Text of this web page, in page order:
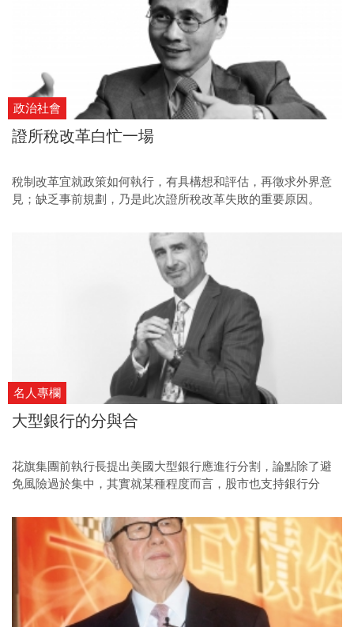
政治社會
證所稅改革白忙一場
稅制改革宜就政策如何執行，有具構想和評估，再徵求外界意
見；缺乏事前規劃，乃是此次證所稅改革失敗的重要原因。
名人專欄
大型銀行的分與合
花旗集團前執行長提出美國大型銀行應進行分割，論點除了避
免風險過於集中，其實就某種程度而言，股市也支持銀行分